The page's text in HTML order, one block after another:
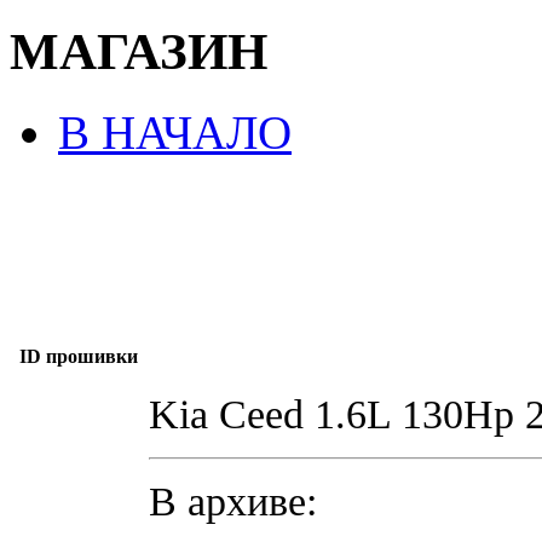
МАГАЗИН
В НАЧАЛО
ID прошивки
Kia Ceed 1.6L 130Hp
В архиве: